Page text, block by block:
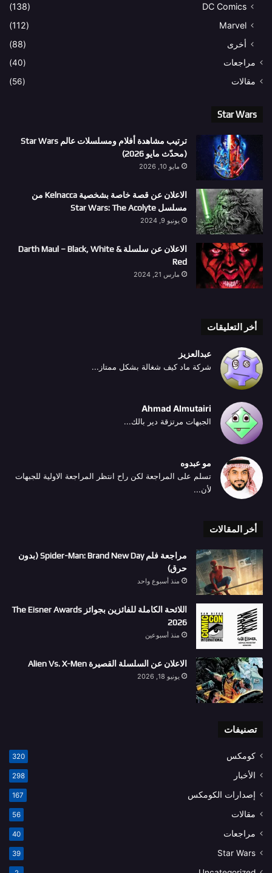
DC Comics
(138)
Marvel
(112)
أخرى
(88)
مراجعات
(40)
مقالات
(56)
Star Wars
ترتيب مشاهدة أفلام ومسلسلات عالم Star Wars
(محدّث مايو 2026)
مايو 10, 2026
الاعلان عن قصة خاصة بشخصية Kelnacca من
مسلسل Star Wars: The Acolyte
يونيو 9, 2024
الاعلان عن سلسلة Darth Maul – Black, White &
Red
مارس 21, 2024
أخر التعليقات
عبدالعزيز
شركة ماد كيف شغالة بشكل ممتاز...
Ahmad Almutairi
الجبهات مرتزقة دير بالك...
مو عبدوه
تسلم على المراجعة لكن راح انتظر المراجعة الاولية للجبهات
لأن...
أخر المقالات
مراجعة فلم Spider-Man: Brand New Day (بدون
حرق)
منذ أسبوع واحد
اللائحة الكاملة للفائزين بجوائز The Eisner Awards
2026
منذ أسبوعين
الاعلان عن السلسلة القصيرة Alien Vs. X-Men
يونيو 18, 2026
تصنيفات
كومكس 320
الأخبار 298
إصدارات الكومكس 167
مقالات 56
مراجعات 40
Star Wars
39